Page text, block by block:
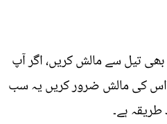
تیل سے مالش کریں، اگر آپ
اس کی مالش ضرور کریں یہ سب
طریقہ ہے۔